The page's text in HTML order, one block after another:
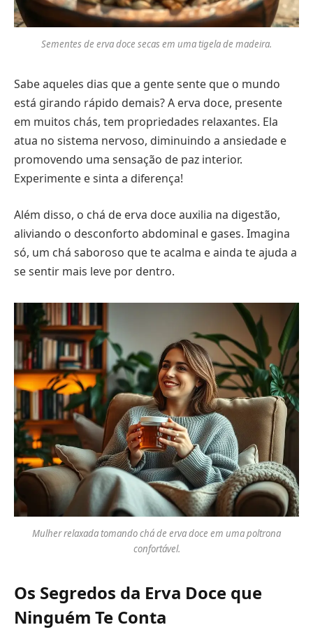
Sementes de erva doce secas em uma tigela de madeira.
Sabe aqueles dias que a gente sente que o mundo
está girando rápido demais? A erva doce, presente
em muitos chás, tem propriedades relaxantes. Ela
atua no sistema nervoso, diminuindo a ansiedade e
promovendo uma sensação de paz interior.
Experimente e sinta a diferença!
Além disso, o chá de erva doce auxilia na digestão,
aliviando o desconforto abdominal e gases. Imagina
só, um chá saboroso que te acalma e ainda te ajuda a
se sentir mais leve por dentro.
Mulher relaxada tomando chá de erva doce em uma poltrona
confortável.
Os Segredos da Erva Doce que
Ninguém Te Conta